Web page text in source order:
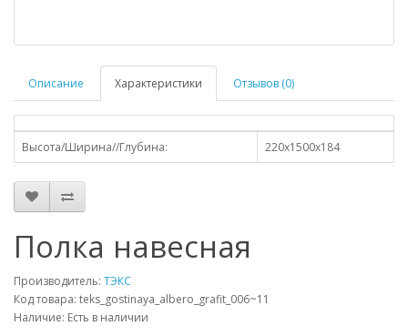
Описание Характеристики Отзывов (0)
Высота/Ширина//Глубина: 220х1500х184
Полка навесная
Производитель: ТЭКС
Код товара: teks_gostinaya_albero_grafit_006~11
Наличие: Есть в наличии